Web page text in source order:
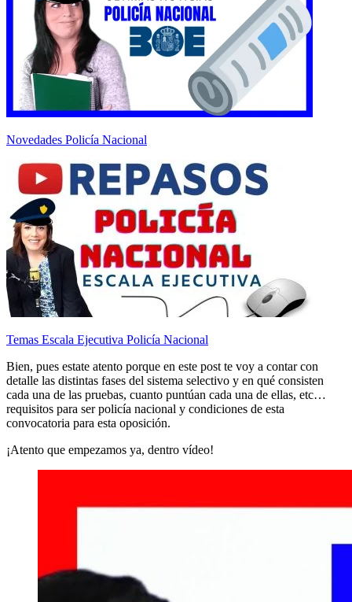
Novedades Policía Nacional
Temas Escala Ejecutiva Policía Nacional
Bien, pues estate atento porque en este post te voy a contar con
detalle las distintas fases del sistema selectivo y en qué consisten
cada una de las pruebas, cuanto puntúan cada una de ellas, etc…
requisitos para ser policía nacional y condiciones de esta
convocatoria para esta oposición.
¡Atento que empezamos ya, dentro vídeo!